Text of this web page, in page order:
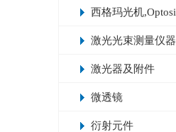
西格玛光机
激光光束测量仪器
激光器及附件
微透镜
衍射元件